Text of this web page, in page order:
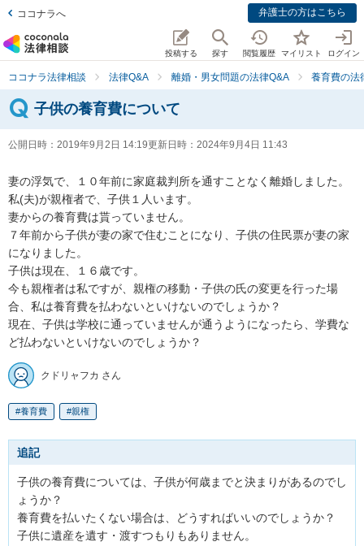
ココナラへ 弁護士の方はこちら
投稿する 探す 閲覧履歴 マイリスト ログイン
ココナラ法律相談 法律Q&A 離婚・男女問題の法律Q&A 養育費の法
子供の養育費について
公開日時： 2019年9月2日 14:19更新日時： 2024年9月4日 11:43
妻の浮気で、１０年前に家庭裁判所を通すことなく離婚しました。
私(夫)が親権者で、子供１人います。
妻からの養育費は貰っていません。
７年前から子供が妻の家で住むことになり、子供の住民票が妻の家
になりました。
子供は現在、１６歳です。
今も親権者は私ですが、親権の移動・子供の氏の変更を行った場
合、私は養育費を払わないといけないのでしょうか？
現在、子供は学校に通っていませんが通うようになったら、学費な
ど払わないといけないのでしょうか？
クドリャフカ さん
養育費 親権
追記
子供の養育費については、子供が何歳までと決まりがあるのでし
ょうか？
養育費を払いたくない場合は、どうすればいいのでしょうか？
子供に遺産を遺す・渡すつもりもありません。